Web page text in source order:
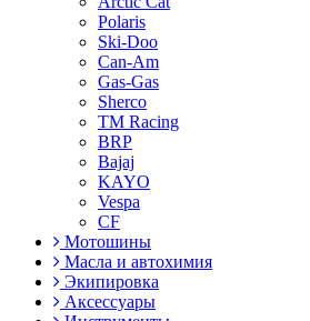
Polaris
Ski-Doo
Can-Am
Gas-Gas
Sherco
TM Racing
BRP
Bajaj
KAYO
Vespa
CF
Мотошины
Масла и автохимия
Экипировка
Аксессуары